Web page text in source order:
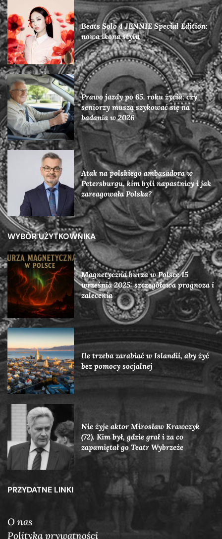
Beats Solo 4 JENNIE Special Edition:
nowa ikona stylu
Prawo jazdy po 65. roku życia: czy
seniorzy muszą szykować się na
badania w 2026
Atak na polskiego ambasadora w
Petersburgu, kim byli napastnicy i jak
zareagowała Polska?
WYBÓR UŻYTKOWNIKA
Magnetyczna burza w Polsce 15
września 2025: szczegółowa prognoza i
zalecenia
Ile trzeba zarabiać w Islandii, aby żyć
bez pomocy socjalnej
Nie żyje aktor Mirosław Krawczyk
(72). Kim był, gdzie grał i za co
zapamiętał go Teatr Wybrzeże
PRZYDATNE LINKI
O nas
Polityka prywatności